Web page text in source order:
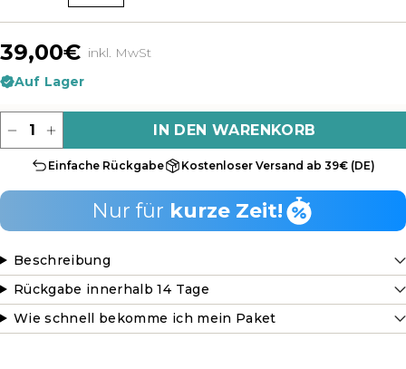
39,00€ inkl. MwSt
Auf Lager
IN DEN WARENKORB
Einfache Rückgabe Kostenloser Versand ab 39€ (DE)
Nur für kurze Zeit!
Beschreibung
Rückgabe innerhalb 14 Tage
Wie schnell bekomme ich mein Paket